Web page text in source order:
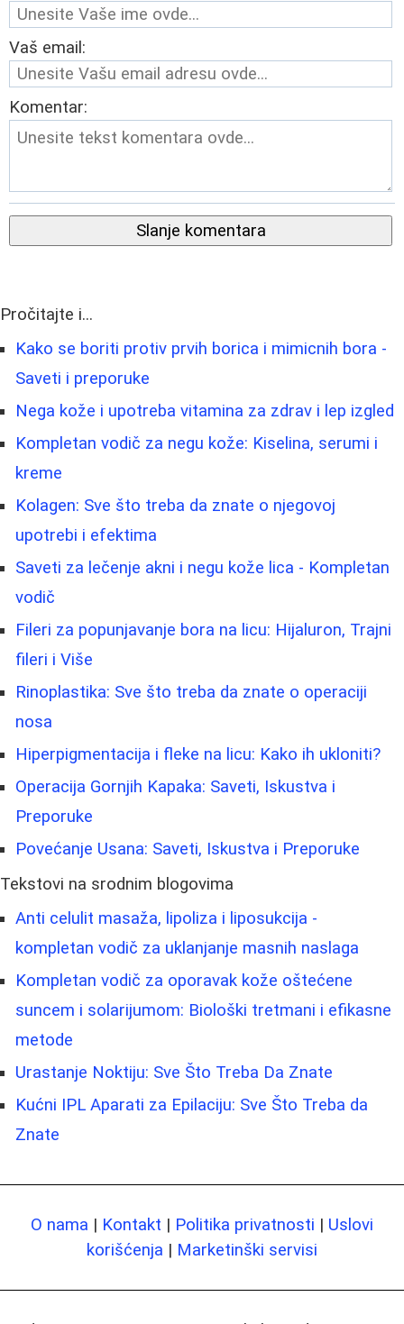
Vaš email:
Komentar:
Slanje komentara
Pročitajte i...
Kako se boriti protiv prvih borica i mimicnih bora -
Saveti i preporuke
Nega kože i upotreba vitamina za zdrav i lep izgled
Kompletan vodič za negu kože: Kiselina, serumi i
kreme
Kolagen: Sve što treba da znate o njegovoj
upotrebi i efektima
Saveti za lečenje akni i negu kože lica - Kompletan
vodič
Fileri za popunjavanje bora na licu: Hijaluron, Trajni
fileri i Više
Rinoplastika: Sve što treba da znate o operaciji
nosa
Hiperpigmentacija i fleke na licu: Kako ih ukloniti?
Operacija Gornjih Kapaka: Saveti, Iskustva i
Preporuke
Povećanje Usana: Saveti, Iskustva i Preporuke
Tekstovi na srodnim blogovima
Anti celulit masaža, lipoliza i liposukcija -
kompletan vodič za uklanjanje masnih naslaga
Kompletan vodič za oporavak kože oštećene
suncem i solarijumom: Biološki tretmani i efikasne
metode
Urastanje Noktiju: Sve Što Treba Da Znate
Kućni IPL Aparati za Epilaciju: Sve Što Treba da
Znate
O nama | Kontakt | Politika privatnosti | Uslovi
korišćenja | Marketinški servisi